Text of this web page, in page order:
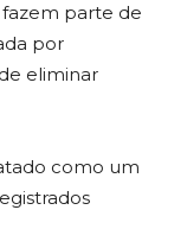
fazem parte de
por
eliminar
como um